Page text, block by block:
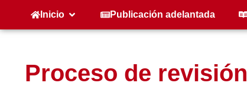
Inicio Publicación adelantada
Proceso de revisión